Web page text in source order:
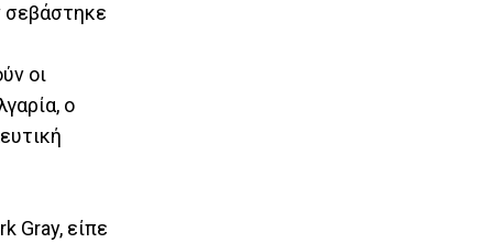
σεβάστηκε
οι
ο
Gray, είπε